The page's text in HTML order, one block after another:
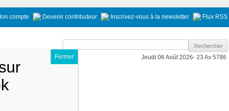
compte Devenir contributeur Inscrivez-vous à la newsletter Flux RSS
Rechercher :
Jeudi 06 Août 2026- 23 Av 5786